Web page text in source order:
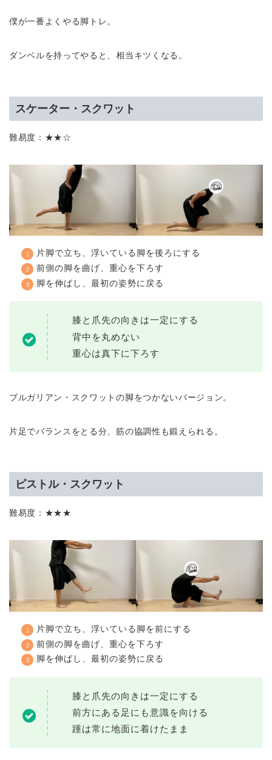
僕が一番よくやる脚トレ。
ダンベルを持ってやると、相当キツくなる。
スケーター・スクワット
難易度：★★☆
片脚で立ち、浮いている脚を後ろにする
前側の脚を曲げ、重心を下ろす
脚を伸ばし、最初の姿勢に戻る
膝と爪先の向きは一定にする
背中を丸めない
重心は真下に下ろす
ブルガリアン・スクワットの脚をつかないバージョン。
片足でバランスをとる分、筋の協調性も鍛えられる。
ピストル・スクワット
難易度：★★★
片脚で立ち、浮いている脚を前にする
前側の脚を曲げ、重心を下ろす
脚を伸ばし、最初の姿勢に戻る
膝と爪先の向きは一定にする
前方にある足にも意識を向ける
踵は常に地面に着けたまま